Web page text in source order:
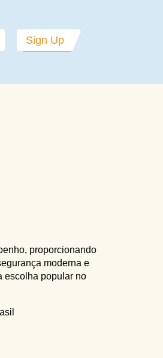
Sign Up
proporcionando
moderna e
escolha popular no